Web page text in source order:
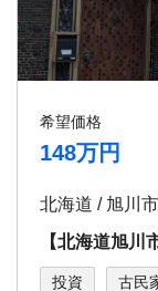
希望価格
148万円
北海道 / 旭川
【北海道旭川
投資 古民